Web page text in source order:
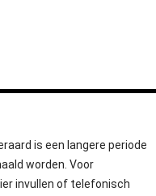
is een langere periode
worden. Voor
invullen of telefonisch